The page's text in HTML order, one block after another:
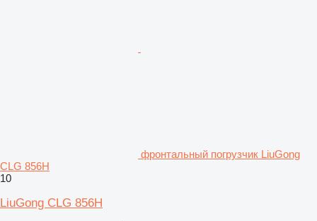
фронтальный погрузчик LiuGong
CLG 856H
10
LiuGong CLG 856H